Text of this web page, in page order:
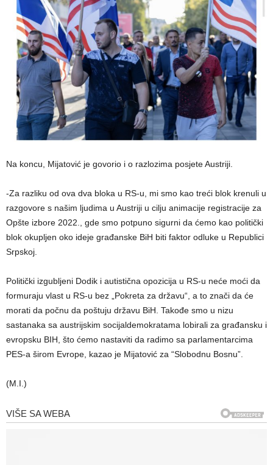
Na koncu, Mijatović je govorio i o razlozima posjete Austriji.
-Za razliku od ova dva bloka u RS-u, mi smo kao treći blok krenuli u
razgovore s našim ljudima u Austriji u cilju animacije registracije za
Opšte izbore 2022., gde smo potpuno sigurni da ćemo kao politički
blok okupljen oko ideje građanske BiH biti faktor odluke u Republici
Srpskoj.
Politički izgubljeni Dodik i autistična opozicija u RS-u neće moći da
formuraju vlast u RS-u bez „Pokreta za državu“, a to znači da će
morati da počnu da poštuju državu BiH. Takođe smo u nizu
sastanaka sa austrijskim socijaldemokratama lobirali za građansku i
evropsku BIH, što ćemo nastaviti da radimo sa parlamentarcima
PES-a širom Evrope, kazao je Mijatović za “Slobodnu Bosnu”.
(M.I.)